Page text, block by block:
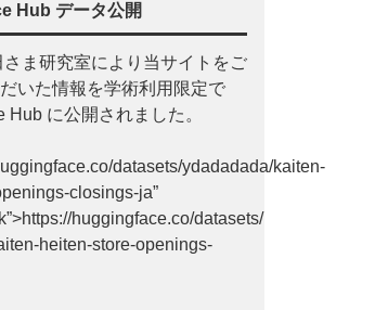
Hub データ公開
ま研究室により当サイトをご
いた情報を学術利用限定で
Hub に公開されました。
datasets/ydadadada/kaiten-
closings-ja”
huggingface.co/datasets/
heiten-store-openings-